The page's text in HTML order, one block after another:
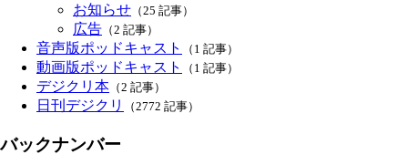
お知らせ （25 記事）
広告 （2 記事）
音声版ポッドキャスト （1 記事）
動画版ポッドキャスト （1 記事）
デジクリ本 （2 記事）
日刊デジクリ （2772 記事）
バックナンバー